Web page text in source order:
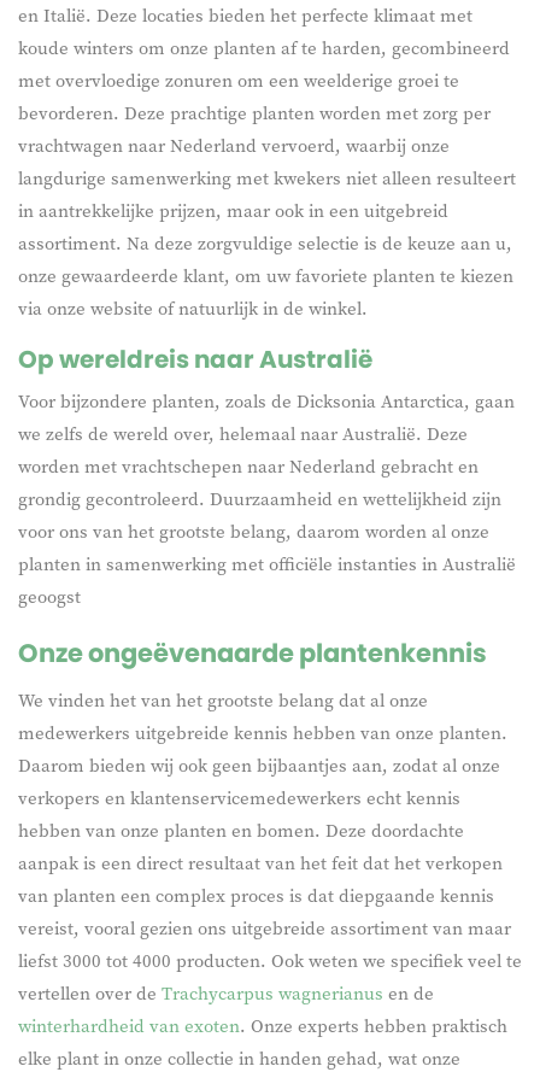
en Italië. Deze locaties bieden het perfecte klimaat met
koude winters om onze planten af te harden, gecombineerd
met overvloedige zonuren om een weelderige groei te
bevorderen. Deze prachtige planten worden met zorg per
vrachtwagen naar Nederland vervoerd, waarbij onze
langdurige samenwerking met kwekers niet alleen resulteert
in aantrekkelijke prijzen, maar ook in een uitgebreid
assortiment. Na deze zorgvuldige selectie is de keuze aan u,
onze gewaardeerde klant, om uw favoriete planten te kiezen
via onze website of natuurlijk in de winkel.
Op wereldreis naar Australië
Voor bijzondere planten, zoals de Dicksonia Antarctica, gaan
we zelfs de wereld over, helemaal naar Australië. Deze
worden met vrachtschepen naar Nederland gebracht en
grondig gecontroleerd. Duurzaamheid en wettelijkheid zijn
voor ons van het grootste belang, daarom worden al onze
planten in samenwerking met officiële instanties in Australië
geoogst
Onze ongeëvenaarde plantenkennis
We vinden het van het grootste belang dat al onze
medewerkers uitgebreide kennis hebben van onze planten.
Daarom bieden wij ook geen bijbaantjes aan, zodat al onze
verkopers en klantenservicemedewerkers echt kennis
hebben van onze planten en bomen. Deze doordachte
aanpak is een direct resultaat van het feit dat het verkopen
van planten een complex proces is dat diepgaande kennis
vereist, vooral gezien ons uitgebreide assortiment van maar
liefst 3000 tot 4000 producten. Ook weten we specifiek veel te
vertellen over de Trachycarpus wagnerianus en de
winterhardheid van exoten. Onze experts hebben praktisch
elke plant in onze collectie in handen gehad, wat onze